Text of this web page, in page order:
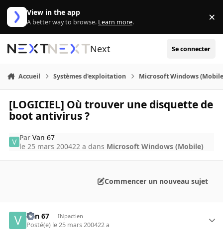
Aller au contenu
View in the app
A better way to browse. Learn more. ×
Next Se connecter
Accueil Systèmes d'exploitation Microsoft Windows
[LOGICIEL] Où trouver une disquette de
boot antivirus ?
ParVan 67
le 25 mars 200422 a dans Microsoft Windows (Mobile)
Commencer un nouveau sujet
Van 67 INpactien
Posté(e) le 25 mars 200422 a